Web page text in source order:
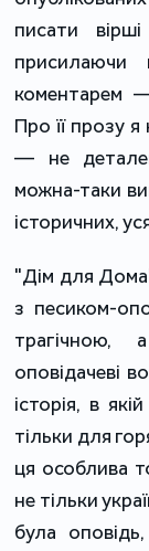
писати
коментарем
Про її прозу
— не
можна-таки
історичних,
"Дім для
з песиком-
трагічною,
оповідачеві
історія, в
тільки для
ця особлива
не тільки
була